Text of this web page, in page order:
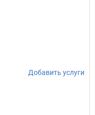
Добавить услуги